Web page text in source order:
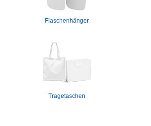
Flaschenhänger
Tragetaschen